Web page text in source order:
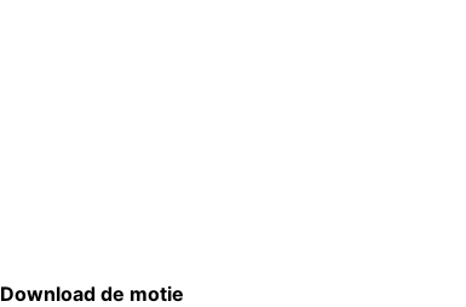
Download de motie